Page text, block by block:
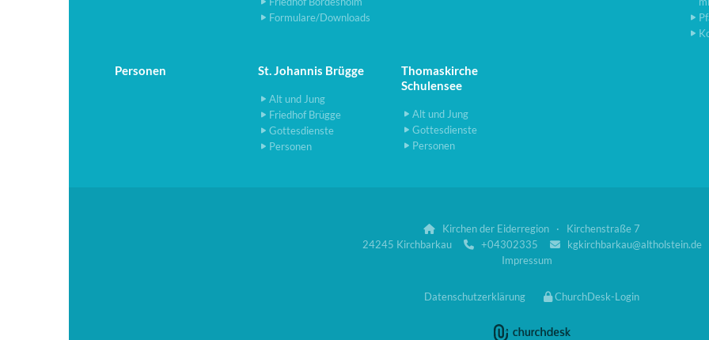
Formulare/Downloads
Personen St. Johannis Brügge
Alt und Jung
Friedhof Brügge
Gottesdienste
Personen
Thomaskirche
Schulensee
Alt und Jung
Gottesdienste
Personen

Kirchen der Eiderregion · Kirchenstraße 7
24245 Kirchbarkau
+04302335 kgkirchbarkau@altholstein.de
Impressum
Datenschutzerklärung ChurchDesk-Login